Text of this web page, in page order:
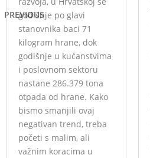
PREVIOUS
godišnje po glavi
stanovnika baci 71
kilogram hrane, dok
godišnje u kućanstvima
i poslovnom sektoru
nastane 286.379 tona
otpada od hrane. Kako
bismo smanjili ovaj
negativan trend, treba
početi s malim, ali
važnim koracima u